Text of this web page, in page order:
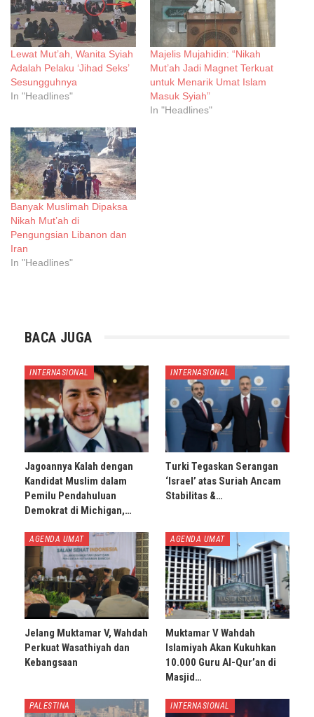
Lewat Mut’ah, Wanita Syiah
Adalah Pelaku ‘Jihad Seks’
Sesungguhnya
In "Headlines"
Majelis Mujahidin: “Nikah
Mut’ah Jadi Magnet Terkuat
untuk Menarik Umat Islam
Masuk Syiah”
In "Headlines"
Banyak Muslimah Dipaksa
Nikah Mut’ah di
Pengungsian Libanon dan
Iran
In "Headlines"
BACA JUGA
INTERNASIONAL
Jagoannya Kalah dengan
Kandidat Muslim dalam
Pemilu Pendahuluan
Demokrat di Michigan,…
INTERNASIONAL
Turki Tegaskan Serangan
‘Israel’ atas Suriah Ancam
Stabilitas &…
AGENDA UMAT
Jelang Muktamar V, Wahdah
Perkuat Wasathiyah dan
Kebangsaan
AGENDA UMAT
Muktamar V Wahdah
Islamiyah Akan Kukuhkan
10.000 Guru Al-Qur’an di
Masjid…
PALESTINA INTERNASIONAL